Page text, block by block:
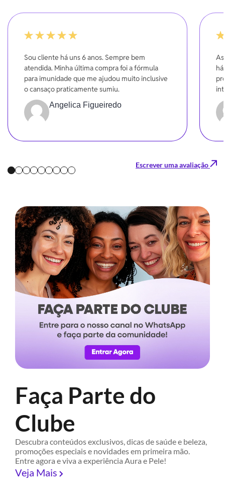
Sou cliente há uns 6 anos. Sempre bem
atendida. Minha última compra foi a fórmula
para imunidade que me ajudou muito inclusive
o cansaço praticamente sumiu.
Angelica Figueiredo
Escrever uma avaliação
Faça Parte do
Clube
Descubra conteúdos exclusivos, dicas de saúde e beleza,
promoções especiais e novidades em primeira mão.
Entre agora e viva a experiência Aura e Pele!
Veja Mais